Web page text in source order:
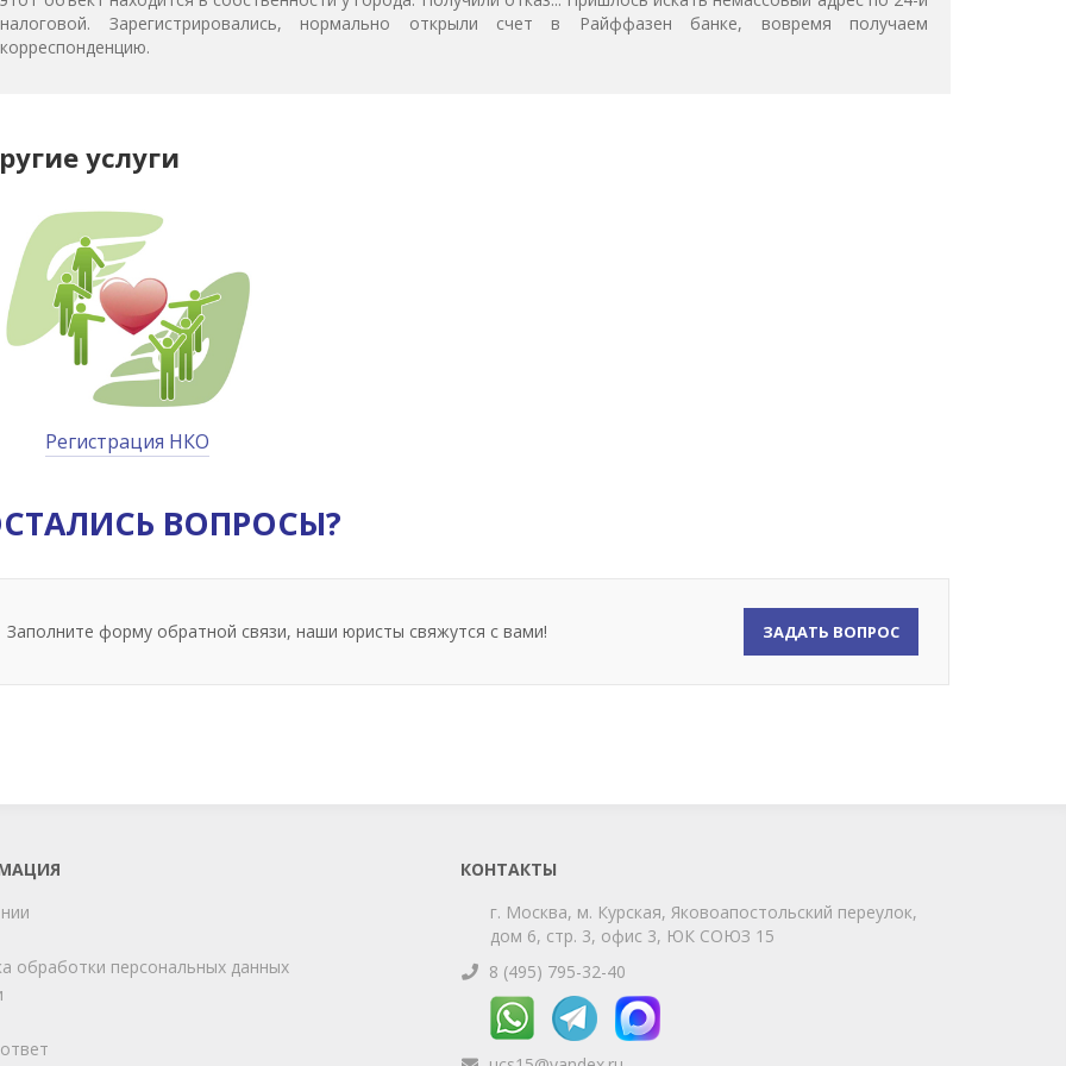
налоговой. Зарегистрировались, нормально открыли счет в Райффазен банке, вовремя получаем
корреспонденцию.
услуги
Регистрация НКО
ВОПРОСЫ?
Заполните форму обратной связи, наши юристы свяжутся с вами! ЗАДАТЬ ВОПРОС
обработки персональных данных
КОНТАКТЫ
г. Москва, м. Курская, Яковоапостольский переулок,
дом 6, стр. 3, офис 3, ЮК СОЮЗ 15
8 (495) 795-32-40
ChatApp
Telegram Max
Телефон